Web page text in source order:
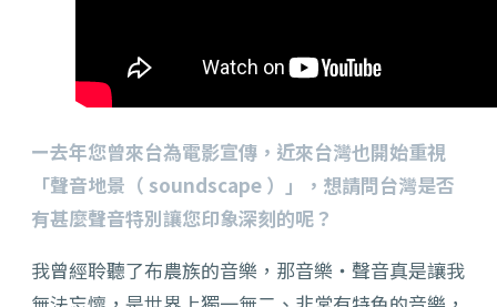
ー去年您曾來台為電影宣傳，近來台灣也開始重視
「聲音地景（ soundscape ）」，想請問台灣是否
有甚麼聲音特別讓您印象深刻的呢？
我曾經聆聽了布農族的音樂，那音樂・聲音真是讓我